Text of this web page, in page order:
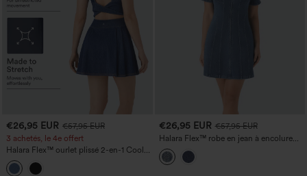
€26,95 EUR €57,95 EUR
3 achetés, le 4e offert
Halara Flex™ ourlet plissé 2-en-1 Cool
Touch denim lavé robe de tennis active
avec poches
€26,95 EUR €57,95 EUR
Halara Flex™ robe en jean à encolure
carrée, manches courtes et fermeture
éclair, au style décontracté